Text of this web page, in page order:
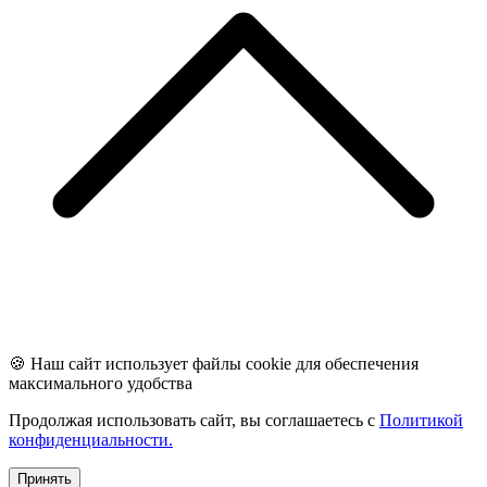
🍪 Наш сайт использует файлы cookie для обеспечения
максимального удобства
Продолжая использовать сайт, вы соглашаетесь с Политикой
конфиденциальности.
Принять